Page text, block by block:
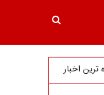
ترین اخبار